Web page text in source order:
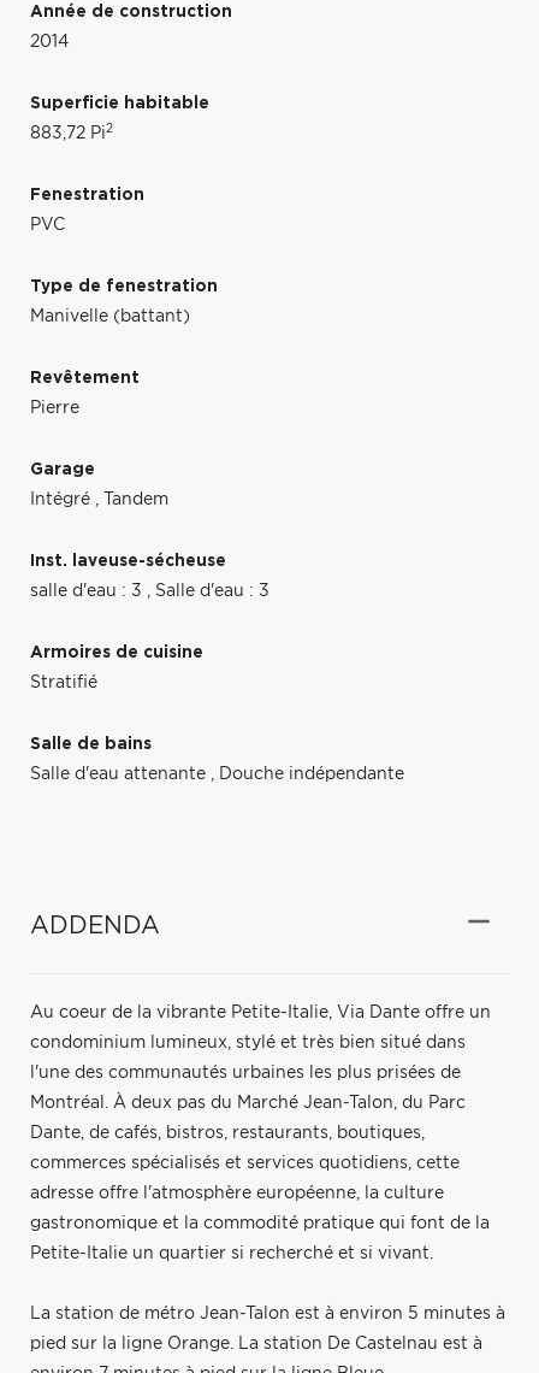
Année de construction
2014
Superficie habitable
883,72 Pi2
Fenestration
PVC
Type de fenestration
Manivelle (battant)
Revêtement
Pierre
Garage
Intégré , Tandem
Inst. laveuse-sécheuse
salle d'eau : 3 , Salle d'eau : 3
Armoires de cuisine
Stratifié
Salle de bains
Salle d'eau attenante , Douche indépendante
ADDENDA
Au coeur de la vibrante Petite-Italie, Via Dante offre un
condominium lumineux, stylé et très bien situé dans
l'une des communautés urbaines les plus prisées de
Montréal. À deux pas du Marché Jean-Talon, du Parc
Dante, de cafés, bistros, restaurants, boutiques,
commerces spécialisés et services quotidiens, cette
adresse offre l'atmosphère européenne, la culture
gastronomique et la commodité pratique qui font de la
Petite-Italie un quartier si recherché et si vivant.
La station de métro Jean-Talon est à environ 5 minutes à
pied sur la ligne Orange. La station De Castelnau est à